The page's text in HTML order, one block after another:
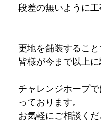
段差の無いように
更地を舗装するこ
皆様が今まで以上
チャレンジホープ
っております。
お気軽にご相談く